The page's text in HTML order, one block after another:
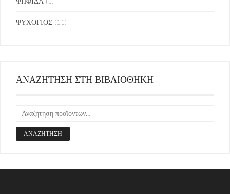
ΨΥΧΟΓΙΟΣ (11)
ΑΝΑΖΗΤΗΣΗ ΣΤΗ ΒΙΒΛΙΟΘΗΚΗ
ΑΝΑΖΉΤΗΣΗ